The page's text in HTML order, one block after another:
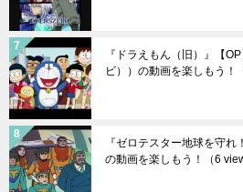
『ドラえもん（旧）』【
ビ））の動画を楽しもう！
『ゼロテスター地球を守れ
の動画を楽しもう！
（6